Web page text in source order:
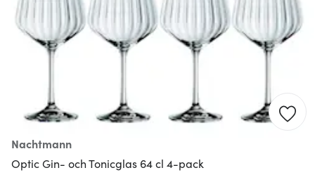
Nachtmann
Optic Gin- och Tonicglas 64 cl 4-pack